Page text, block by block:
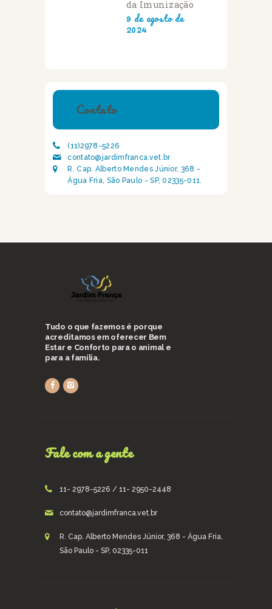
da Imunização
9 de agosto de
2024
Contato
(11)2978-5226
contato@jardimfranca.vet.br
R. Cap. Alberto Mendes Júnior, 368 -
Água Fria, São Paulo - SP, 02335-011.
Tudo o que fazemos é porque
acreditamos em oferecer Bem
Estar e Conforto para o animal e
para a família.
Fale com a gente
11- 2978-5226 / 11- 2950-2448
contato@jardimfranca.vet.br
R. Cap. Alberto Mendes Júnior, 368 - Água Fria,
São Paulo - SP, 02335-011